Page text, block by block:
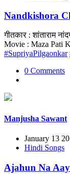
Nandkishora
गीतकार : शांताराम
Movie : Maza Pati
#SupriyaPilgaonkar
0 Comments
Manjusha Sawant
January 13
Hindi Songs
Ajahun Na